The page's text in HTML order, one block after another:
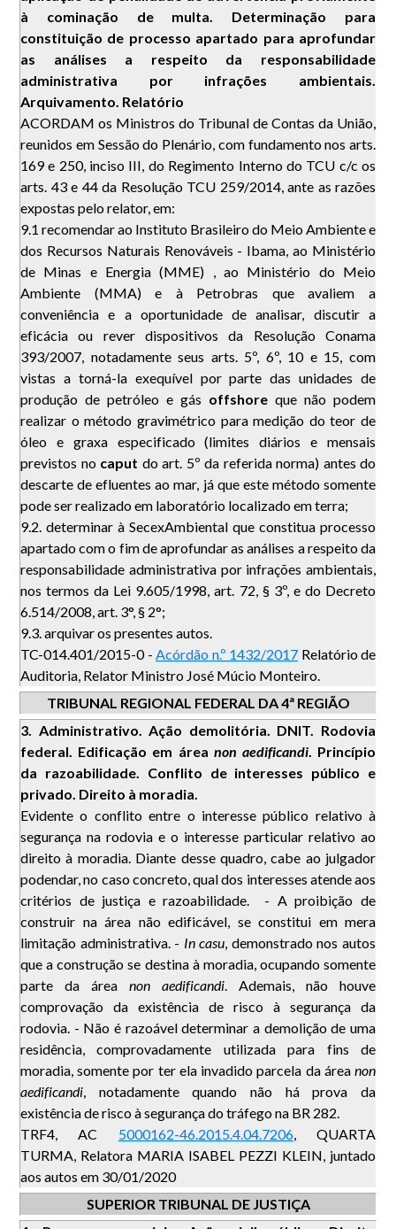
à cominação de multa. Determinação para
constituição de processo apartado para aprofundar
as análises a respeito da responsabilidade
administrativa por infrações ambientais.
Arquivamento. Relatório
ACORDAM os Ministros do Tribunal de Contas da União,
reunidos em Sessão do Plenário, com fundamento nos arts.
169 e 250, inciso III, do Regimento Interno do TCU c/c os
arts. 43 e 44 da Resolução TCU 259/2014, ante as razões
expostas pelo relator, em:
9.1 recomendar ao Instituto Brasileiro do Meio Ambiente e
dos Recursos Naturais Renováveis - Ibama, ao Ministério
de Minas e Energia (MME) , ao Ministério do Meio
Ambiente (MMA) e à Petrobras que avaliem a
conveniência e a oportunidade de analisar, discutir a
eficácia ou rever dispositivos da Resolução Conama
393/2007, notadamente seus arts. 5º, 6º, 10 e 15, com
vistas a torná-la exequível por parte das unidades de
produção de petróleo e gás offshore que não podem
realizar o método gravimétrico para medição do teor de
óleo e graxa especificado (limites diários e mensais
previstos no caput do art. 5º da referida norma) antes do
descarte de efluentes ao mar, já que este método somente
pode ser realizado em laboratório localizado em terra;
9.2. determinar à SecexAmbiental que constitua processo
apartado com o fim de aprofundar as análises a respeito da
responsabilidade administrativa por infrações ambientais,
nos termos da Lei 9.605/1998, art. 72, § 3º, e do Decreto
6.514/2008, art. 3°, § 2°;
9.3. arquivar os presentes autos.
TC-014.401/2015-0 - Acórdão n.º 1432/2017 Relatório de
Auditoria, Relator Ministro José Múcio Monteiro.
TRIBUNAL REGIONAL FEDERAL DA 4ª REGIÃO
3. Administrativo. Ação demolitória. DNIT. Rodovia
federal. Edificação em área non aedificandi. Princípio
da razoabilidade. Conflito de interesses público e
privado. Direito à moradia.
Evidente o conflito entre o interesse público relativo à
segurança na rodovia e o interesse particular relativo ao
direito à moradia. Diante desse quadro, cabe ao julgador
podendar, no caso concreto, qual dos interesses atende aos
critérios de justiça e razoabilidade. - A proibição de
construir na área não edificável, se constitui em mera
limitação administrativa. - In casu, demonstrado nos autos
que a construção se destina à moradia, ocupando somente
parte da área non aedificandi. Ademais, não houve
comprovação da existência de risco à segurança da
rodovia. - Não é razoável determinar a demolição de uma
residência, comprovadamente utilizada para fins de
moradia, somente por ter ela invadido parcela da área non
aedificandi, notadamente quando não há prova da
existência de risco à segurança do tráfego na BR 282.
TRF4, AC 5000162-46.2015.4.04.7206, QUARTA
TURMA, Relatora MARIA ISABEL PEZZI KLEIN, juntado
aos autos em 30/01/2020
SUPERIOR TRIBUNAL DE JUSTIÇA